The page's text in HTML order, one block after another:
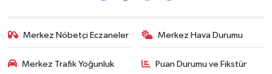
Merkez Nöbetçi Eczaneler Merkez Hava Durumu
Merkez Trafik Yoğunluk
Puan Durumu ve Fikstür